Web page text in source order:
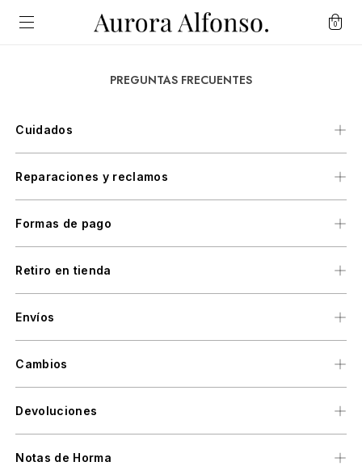
0
PREGUNTAS FRECUENTES
Cuidados
Reparaciones y reclamos
Formas de pago
Retiro en tienda
Envíos
Cambios
Devoluciones
Notas de Horma